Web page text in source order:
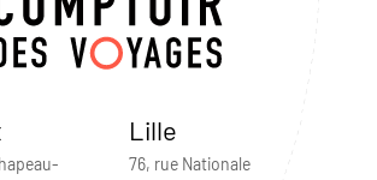
Lille
76, rue Nationale